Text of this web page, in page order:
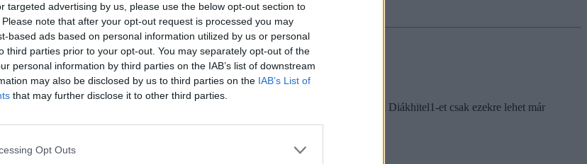
targeted advertising by us, please use the below opt-out section to
note that after your opt-out request is processed you may
based ads based on personal information utilized by us or personal
third parties prior to your opt-out. You may separately opt-out of the
personal information by third parties on the IAB’s list of downstream
may also be disclosed by us to third parties on the IAB’s List of
that may further disclose it to other third parties.
Opt Outs
diákhitelt igényelni
például ingyenes bankkártyát is biztosító kedvezményes diákhitel számla. Júliustól Diákhitel1-et csak ezekre lehet már